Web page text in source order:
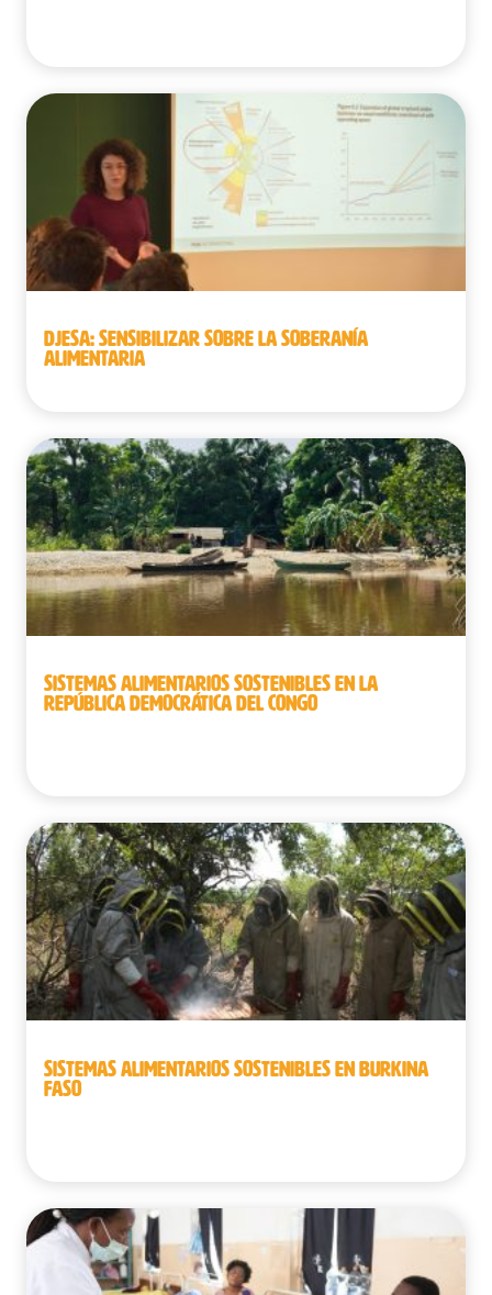
DJESA: SENSIBILIZAR SOBRE LA SOBERANÍA
ALIMENTARIA
SISTEMAS ALIMENTARIOS SOSTENIBLES EN LA
REPÚBLICA DEMOCRÁTICA DEL CONGO
SISTEMAS ALIMENTARIOS SOSTENIBLES EN BURKINA
FASO